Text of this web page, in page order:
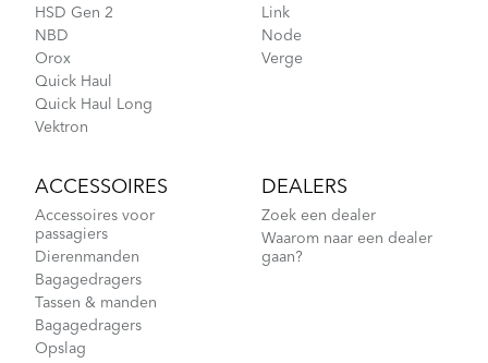
HSD Gen 2
NBD
Orox
Quick Haul
Quick Haul Long
Vektron
Link
Node
Verge
ACCESSOIRES
Accessoires voor
passagiers
Dierenmanden
Bagagedragers
Tassen & manden
Bagagedragers
Opslag
DEALERS
Zoek een dealer
Waarom naar een dealer
gaan?